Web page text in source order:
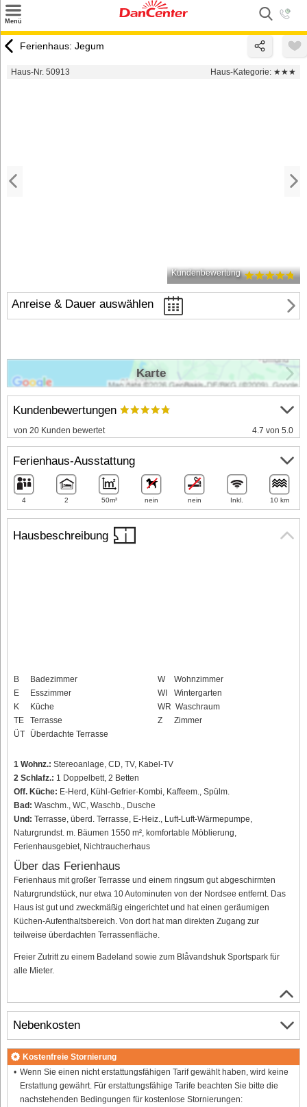
Menü
Urlaubsziele
Ferienhaus: Jegum
Haus-Nr. 50913 Haus-Kategorie: ★★★
Kundenbewertung
Anreise & Dauer auswählen
Hausbeschreibung
B
Badezimmer
E
Esszimmer
K
Küche
TE
Terrasse
ÜT
Überdachte Terrasse
W
Wohnzimmer
WI
Wintergarten
WR Waschraum
Z
Zimmer
1 Wohnz.: Stereoanlage, CD, TV, Kabel-TV
2 Schlafz.: 1 Doppelbett, 2 Betten
Off. Küche: E-Herd, Kühl-Gefrier-Kombi, Kaffeem., Spülm.
Bad: Waschm., WC, Waschb., Dusche
Und: Terrasse, überd. Terrasse, E-Heiz., Luft-Luft-Wärmepumpe,
Naturgrundst. m. Bäumen 1550 m², komfortable Möblierung,
Ferienhausgebiet, Nichtraucherhaus
Über das Ferienhaus
Ferienhaus mit großer Terrasse und einem ringsum gut abgeschirmten
Naturgrundstück, nur etwa 10 Autominuten von der Nordsee entfernt. Das
Haus ist gut und zweckmäßig eingerichtet und hat einen geräumigen
Küchen-Aufenthaltsbereich. Von dort hat man direkten Zugang zur
teilweise überdachten Terrassenfläche.
Freier Zutritt zu einem Badeland sowie zum Blåvandshuk Sportspark für
alle Mieter.
Kundenbewertungen
von 20 Kunden bewertet 4.7 von 5.0
Ferienhaus-Ausstattung
4 2 50m² nein nein Inkl. 10 km
Nebenkosten
Kostenfreie Stornierung
Wenn Sie einen nicht erstattungsfähigen Tarif gewählt haben, wird keine
Erstattung gewährt. Für erstattungsfähige Tarife beachten Sie bitte die
nachstehenden Bedingungen für kostenlose Stornierungen:
Karte